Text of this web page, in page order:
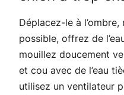
Déplacez-le à
possible, offrez de
mouillez doucement
et cou avec de l’eau
utilisez un ventilateur